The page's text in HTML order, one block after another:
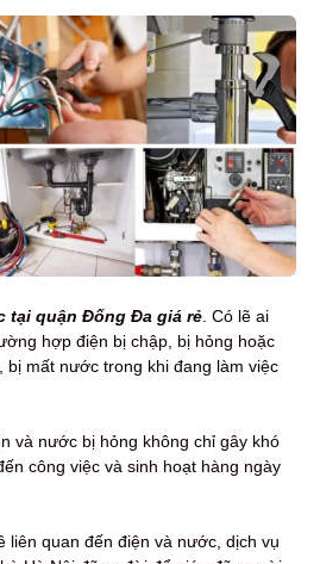
tại quận Đống Đa giá rẻ . Có lẽ ai
hợp điện bị chập, bị hỏng hoặc
mất nước trong khi đang làm việc
và nước bị hỏng không chỉ gây khó
công việc và sinh hoạt hàng ngày
liên quan đến điện và nước, dịch vụ